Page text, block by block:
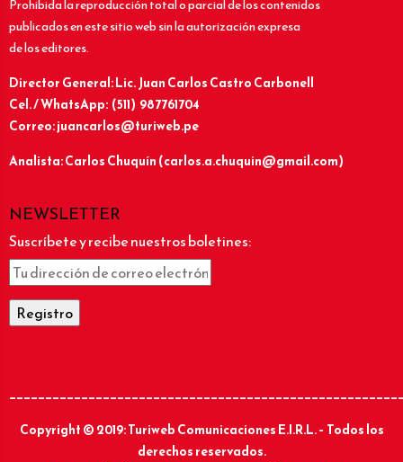
Prohibida la reproducción total o parcial de los contenidos
publicados en este sitio web sin la autorización expresa
de los editores.
Director General: Lic.Juan Carlos Castro Carbonell
Cel. / WhatsApp: (511) 987761704
Correo: juancarlos@turiweb.pe
Analista: Carlos Chuquín (carlos.a.chuquin@gmail.com)
NEWSLETTER
Suscríbete y recibe nuestros boletines:
Copyright © 2019: Turiweb Comunicaciones E.I.R.L. – Todos los
derechos reservados.